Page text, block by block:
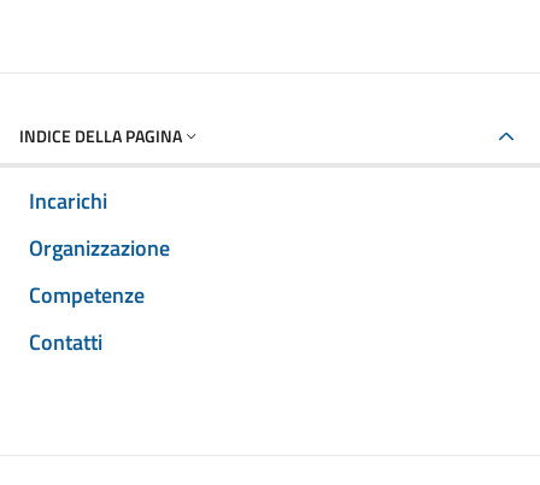
INDICE DELLA PAGINA
Incarichi
Organizzazione
Competenze
Contatti